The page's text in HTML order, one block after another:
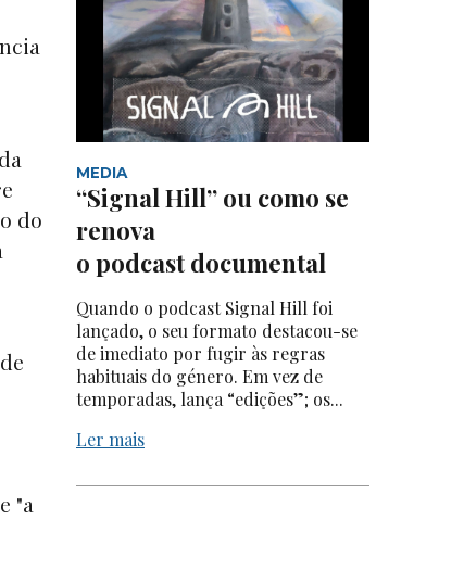
do
"a
MEDIA
“Signal Hill” ou como se
renova
o podcast documental
Quando o podcast Signal Hill foi
lançado, o seu formato destacou-se
de imediato por fugir às regras
habituais do género. Em vez de
temporadas, lança “edições”; os...
Ler mais